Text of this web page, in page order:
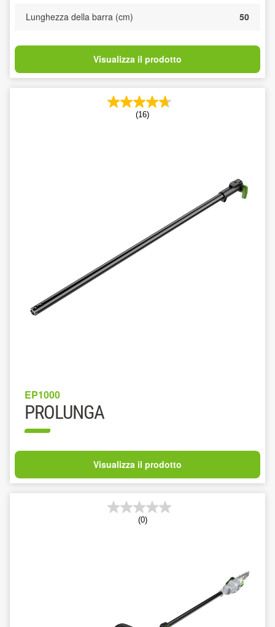
Lunghezza della barra (cm) 50
Visualizza il prodotto
(16)
EP1000
PROLUNGA
Visualizza il prodotto
(0)